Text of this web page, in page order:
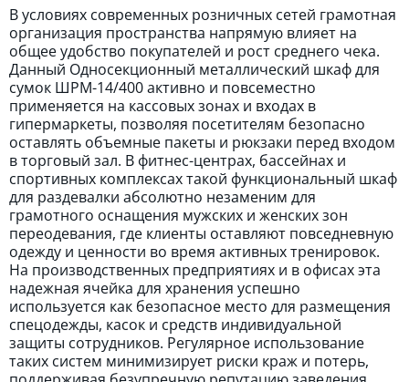
В условиях современных розничных сетей грамотная
организация пространства напрямую влияет на
общее удобство покупателей и рост среднего чека.
Данный Односекционный металлический шкаф для
сумок ШРМ-14/400 активно и повсеместно
применяется на кассовых зонах и входах в
гипермаркеты, позволяя посетителям безопасно
оставлять объемные пакеты и рюкзаки перед входом
в торговый зал. В фитнес-центрах, бассейнах и
спортивных комплексах такой функциональный шкаф
для раздевалки абсолютно незаменим для
грамотного оснащения мужских и женских зон
переодевания, где клиенты оставляют повседневную
одежду и ценности во время активных тренировок.
На производственных предприятиях и в офисах эта
надежная ячейка для хранения успешно
используется как безопасное место для размещения
спецодежды, касок и средств индивидуальной
защиты сотрудников. Регулярное использование
таких систем минимизирует риски краж и потерь,